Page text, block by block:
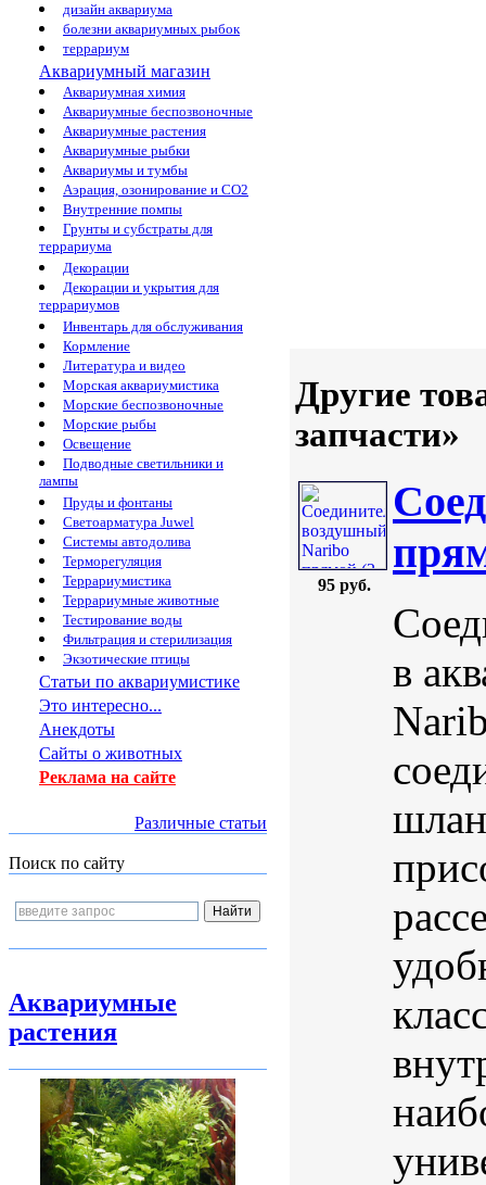
дизайн аквариума
болезни аквариумных рыбок
террариум
Аквариумный магазин
Аквариумная химия
Аквариумные беспозвоночные
Аквариумные растения
Аквариумные рыбки
Аквариумы и тумбы
Аэрация, озонирование и CO2
Внутренние помпы
Грунты и субстраты для
террариума
Декорации
Декорации и укрытия для
террариумов
Инвентарь для обслуживания
Кормление
Литература и видео
Морская аквариумистика
Морские беспозвоночные
Морские рыбы
Освещение
Подводные светильники и
лампы
Пруды и фонтаны
Светоарматура Juwel
Системы автодолива
Терморегуляция
Террариумистика
Террариумные животные
Тестирование воды
Фильтрация и стерилизация
Экзотические птицы
Статьи по аквариумистике
Это интересно...
Анекдоты
Сайты о животных
Реклама на сайте
Различные статьи
Поиск по сайту
Аквариумные
растения
Другие
запчасти»
95 руб.
в